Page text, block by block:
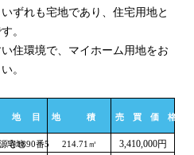
ずれも宅地であり、住宅用地と
。
住環境で、マイホーム用地をお
。
目 地 積 売 買 価 格
寺1890番5
宅地 214.71㎡
3,410,000円